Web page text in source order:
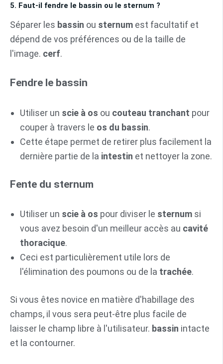
5. Faut-il fendre le bassin ou le sternum ?
Séparer les bassin ou sternum est facultatif et
dépend de vos préférences ou de la taille de
l'image. cerf.
Fendre le bassin
Utiliser un scie à os ou couteau tranchant pour
couper à travers le os du bassin.
Cette étape permet de retirer plus facilement la
dernière partie de la intestin et nettoyer la zone.
Fente du sternum
Utiliser un scie à os pour diviser le sternum si
vous avez besoin d'un meilleur accès au cavité
thoracique.
Ceci est particulièrement utile lors de
l'élimination des poumons ou de la trachée.
Si vous êtes novice en matière d'habillage des
champs, il vous sera peut-être plus facile de
laisser le champ libre à l'utilisateur. bassin intacte
et la contourner.